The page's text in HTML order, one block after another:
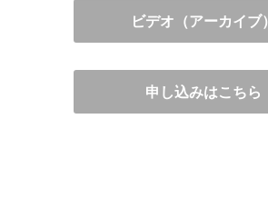
ビデオ（アーカイブ）
申し込みはこちら